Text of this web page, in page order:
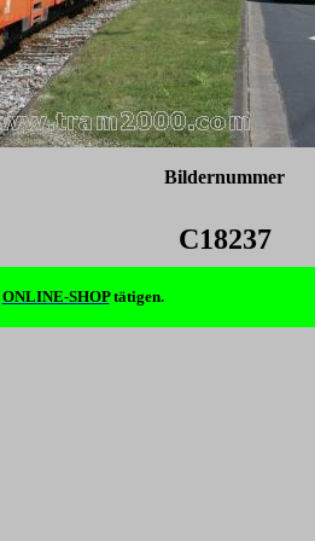
Bildernummer
C18237
ONLINE-SHOPtätigen.